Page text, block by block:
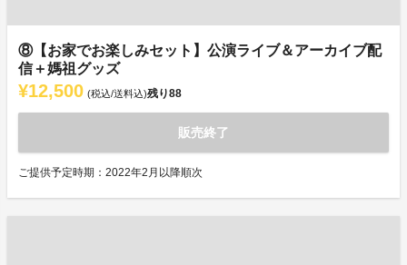
⑧【お家でお楽しみセット】公演ライブ＆アーカイブ配
信＋媽祖グッズ
¥12,500 (税込/送料込)残り88
販売終了
ご提供予定時期：2022年2月以降順次